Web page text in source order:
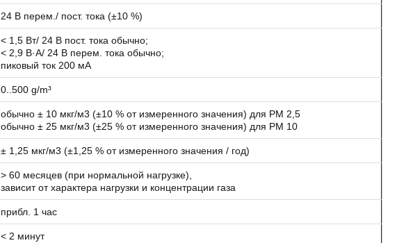
24 В перем./ пост. тока (±10 %)
< 1,5 Вт/ 24 В пост. тока обычно;
< 2,9 В·А/ 24 В перем. тока обычно;
пиковый ток 200 мА
0..500 g/m³
обычно ± 10 мкг/м3 (±10 % от измеренного значения) для PM 2,5
обычно ± 25 мкг/м3 (±25 % от измеренного значения) для PM 10
± 1,25 мкг/м3 (±1,25 % от измеренного значения / год)
> 60 месяцев (при нормальной нагрузке),
зависит от характера нагрузки и концентрации газа
прибл. 1 час
< 2 минут